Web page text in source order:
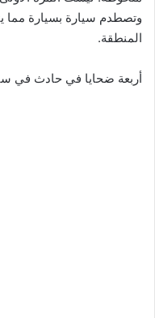
وتصطدم سيارة بسيارة
المنطقة.
أربعة ضحايا في حادث في